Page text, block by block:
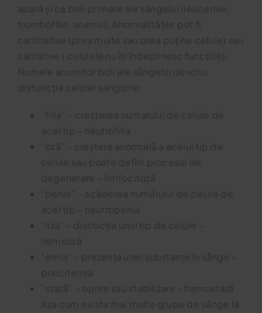
apară și ca boli primare ale sângelui (leucemie,
trombofilie, anemii). Anormalitățile pot fi
cantitative (prea multe sau prea puține celule) sau
calitative ( celulele nu își îndeplinesc funcțiile).
Numele anumitor boli ale sângelui descriu
disfuncția celulei sanguine:
”filia” – creșterea numarului de celule de
acel tip – neutrofilia
”oză” – creștere anormală a acelui tip de
celule sau poate defini procesul de
degenerare – limfocitoză
”penie” – scăderea numărului de celule de
acel tip – neutropenia
”liză” – distrucția unui tip de celule –
hemoliză
”emia” – prezența unei substanțe în sânge –
policitemia
”stază” – oprire sau stabilizare – hemostază
Așa cum exista mai multe grupe de sânge la